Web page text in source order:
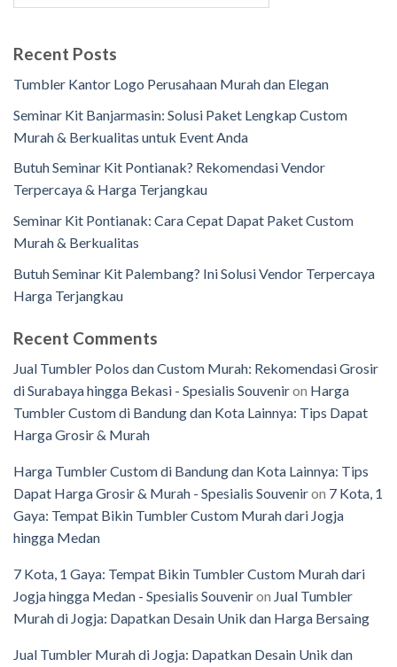
Recent Posts
Tumbler Kantor Logo Perusahaan Murah dan Elegan
Seminar Kit Banjarmasin: Solusi Paket Lengkap Custom
Murah & Berkualitas untuk Event Anda
Butuh Seminar Kit Pontianak? Rekomendasi Vendor
Terpercaya & Harga Terjangkau
Seminar Kit Pontianak: Cara Cepat Dapat Paket Custom
Murah & Berkualitas
Butuh Seminar Kit Palembang? Ini Solusi Vendor Terpercaya
Harga Terjangkau
Recent Comments
Jual Tumbler Polos dan Custom Murah: Rekomendasi Grosir
di Surabaya hingga Bekasi - Spesialis Souveniron Harga
Tumbler Custom di Bandung dan Kota Lainnya: Tips Dapat
Harga Grosir & Murah
Harga Tumbler Custom di Bandung dan Kota Lainnya: Tips
Dapat Harga Grosir & Murah - Spesialis Souveniron 7 Kota, 1
Gaya: Tempat Bikin Tumbler Custom Murah dari Jogja
hingga Medan
7 Kota, 1 Gaya: Tempat Bikin Tumbler Custom Murah dari
Jogja hingga Medan - Spesialis Souveniron Jual Tumbler
Murah di Jogja: Dapatkan Desain Unik dan Harga Bersaing
Jual Tumbler Murah di Jogja: Dapatkan Desain Unik dan